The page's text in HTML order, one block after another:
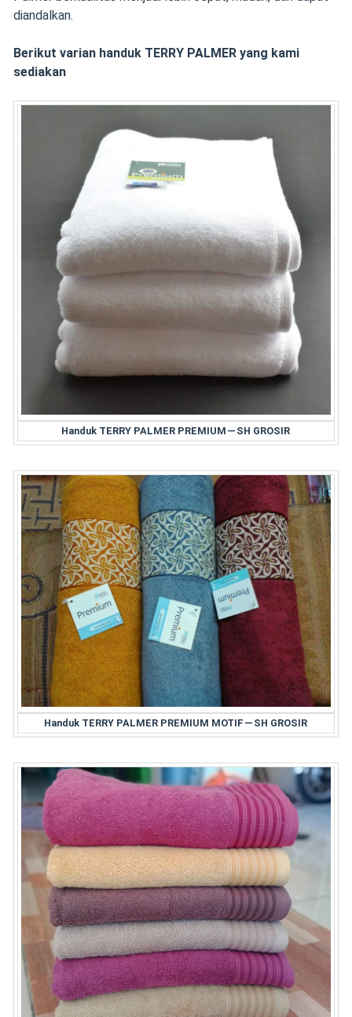
diandalkan.
Berikut varian handuk TERRY PALMER yang kami
sediakan
Handuk TERRY PALMER PREMIUM — SH GROSIR
Handuk TERRY PALMER PREMIUM MOTIF — SH GROSIR